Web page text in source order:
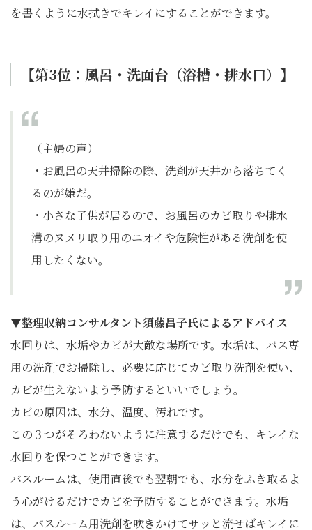
を書くように水拭きでキレイにすることができます。
【第3位：風呂・洗面台（浴槽・排水口）】
（主婦の声）
・お風呂の天井掃除の際、洗剤が天井から落ちてく
るのが嫌だ。
・小さな子供が居るので、お風呂のカビ取りや排水
溝のヌメリ取り用のニオイや危険性がある洗剤を使
用したくない。
▼整理収納コンサルタント須藤昌子氏によるアドバイス
水回りは、水垢やカビが大敵な場所です。水垢は、バス専
用の洗剤でお掃除し、必要に応じてカビ取り洗剤を使い、
カビが生えないよう予防するといいでしょう。
カビの原因は、水分、温度、汚れです。
この３つがそろわないように注意するだけでも、キレイな
水回りを保つことができます。
バスルームは、使用直後でも翌朝でも、水分をふき取るよ
う心がけるだけでカビを予防することができます。水垢
は、バスルーム用洗剤を吹きかけてサッと流せばキレイに